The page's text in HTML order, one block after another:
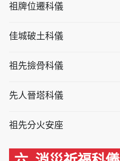
祖牌位遷科儀
佳城破土科儀
祖先撿骨科儀
先人晉塔科儀
祖先分火安座